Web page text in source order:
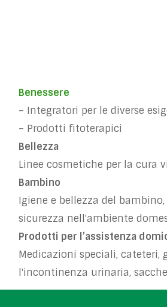
Benessere
– Integratori per le diverse
– Prodotti fitoterapici
Bellezza
Linee cosmetiche per la cura
Bambino
Igiene e bellezza del
sicurezza nell'ambiente
Prodotti per l’assistenza
Medicazioni speciali,
l'incontinenza urinaria,